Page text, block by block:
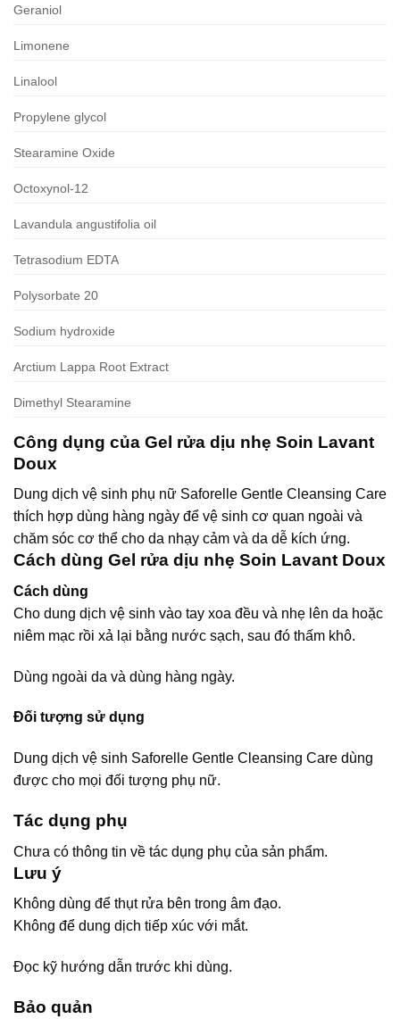
Geraniol
Limonene
Linalool
Propylene glycol
Stearamine Oxide
Octoxynol-12
Lavandula angustifolia oil
Tetrasodium EDTA
Polysorbate 20
Sodium hydroxide
Arctium Lappa Root Extract
Dimethyl Stearamine
Công dụng của Gel rửa dịu nhẹ Soin Lavant
Doux
Dung dịch vệ sinh phụ nữ Saforelle Gentle Cleansing Care
thích hợp dùng hàng ngày để vệ sinh cơ quan ngoài và
chăm sóc cơ thể cho da nhạy cảm và da dễ kích ứng.
Cách dùng Gel rửa dịu nhẹ Soin Lavant Doux
Cách dùng
Cho dung dịch vệ sinh vào tay xoa đều và nhẹ lên da hoặc
niêm mạc rồi xả lại bằng nước sạch, sau đó thấm khô.
Dùng ngoài da và dùng hàng ngày.
Đối tượng sử dụng
Dung dịch vệ sinh Saforelle Gentle Cleansing Care dùng
được cho mọi đối tượng phụ nữ.
Tác dụng phụ
Chưa có thông tin về tác dụng phụ của sản phẩm.
Lưu ý
Không dùng để thụt rửa bên trong âm đạo.
Không để dung dịch tiếp xúc với mắt.
Đọc kỹ hướng dẫn trước khi dùng.
Bảo quản